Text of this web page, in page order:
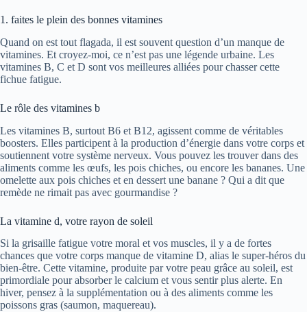
1. faites le plein des bonnes vitamines
Quand on est tout flagada, il est souvent question d’un manque de
vitamines. Et croyez-moi, ce n’est pas une légende urbaine. Les
vitamines B, C et D sont vos meilleures alliées pour chasser cette
fichue fatigue.
Le rôle des vitamines b
Les vitamines B, surtout B6 et B12, agissent comme de véritables
boosters. Elles participent à la production d’énergie dans votre corps et
soutiennent votre système nerveux. Vous pouvez les trouver dans des
aliments comme les œufs, les pois chiches, ou encore les bananes. Une
omelette aux pois chiches et en dessert une banane ? Qui a dit que
remède ne rimait pas avec gourmandise ?
La vitamine d, votre rayon de soleil
Si la grisaille fatigue votre moral et vos muscles, il y a de fortes
chances que votre corps manque de vitamine D, alias le super-héros du
bien-être. Cette vitamine, produite par votre peau grâce au soleil, est
primordiale pour absorber le calcium et vous sentir plus alerte. En
hiver, pensez à la supplémentation ou à des aliments comme les
poissons gras (saumon, maquereau).